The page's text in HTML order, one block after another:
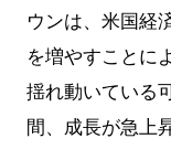
ウンは、米国経
を増やすことに
揺れ動いている
間、成長が急上